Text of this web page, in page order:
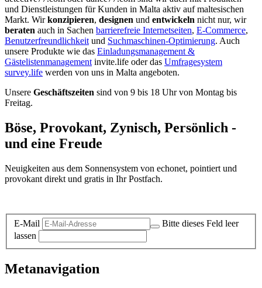
und Dienstleistungen für Kunden in Malta aktiv auf maltesischen
Markt. Wirkonzipieren, designen und entwickeln nicht nur, wir
beraten auch in Sachen barrierefreie Internetseiten, E-Commerce,
Benutzerfreundlichkeit und Suchmaschinen-Optimierung. Auch
unsere Produkte wie das Einladungsmanagement &
Gästelistenmanagement invite.life oder das Umfragesystem
survey.life werden von uns in Malta angeboten.
Unsere Geschäftszeiten sind von 9 bis 18 Uhr von Montag bis
Freitag.
Böse, Provokant, Zynisch, Persönlich -
und eine Freude
Neuigkeiten aus dem Sonnensystem von echonet, pointiert und
provokant direkt und gratis in Ihr Postfach.
E-Mail
Bitte dieses Feld leer
lassen
Metanavigation